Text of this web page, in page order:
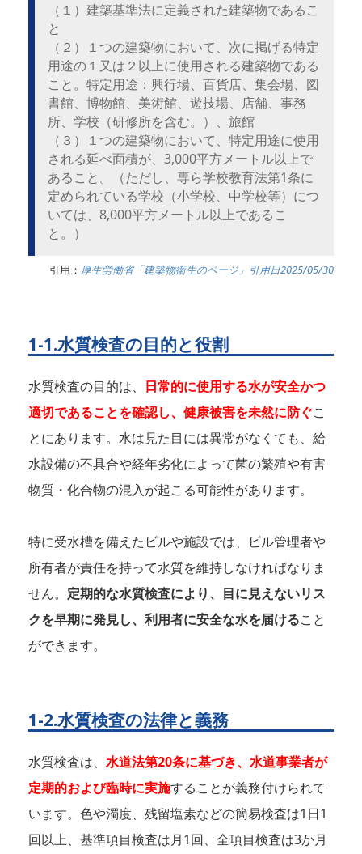
（１）建築基準法に定義された建築物であるこ
と
（２）１つの建築物において、次に掲げる特定
用途の１又は２以上に使用される建築物である
こと。特定用途：興行場、百貨店、集会場、図
書館、博物館、美術館、遊技場、店舗、事務
所、学校（研修所を含む。）、旅館
（３）１つの建築物において、特定用途に使用
される延べ面積が、3,000平方メートル以上で
あること。（ただし、専ら学校教育法第1条に
定められている学校（小学校、中学校等）につ
いては、8,000平方メートル以上であるこ
と。）
引用： 厚生労働省「建築物衛生のページ」引用日2025/05/30
1-1.水質検査の目的と役割
水質検査の目的は、 日常的に使用する水が安全かつ
適切であることを確認し、健康被害を未然に防ぐこ
とにあります。水は見た目には異常がなくても、給
水設備の不具合や経年劣化によって菌の繁殖や有害
物質・化合物の混入が起こる可能性があります。
特に受水槽を備えたビルや施設では、ビル管理者や
所有者が責任を持って水質を維持しなければなりま
せん。 定期的な水質検査により、目に見えないリス
クを早期に発見し、利用者に安全な水を届けること
ができます。
1-2.水質検査の法律と義務
水質検査は、 水道法第20条に基づき、水道事業者が
定期的および臨時に実施することが義務付けられて
います。色や濁度、残留塩素などの簡易検査は1日1
回以上、基準項目検査は月1回、全項目検査は3か月